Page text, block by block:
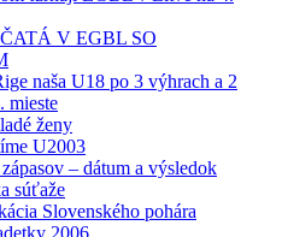
V EGBL SO
naša U18 po 3 výhrach a 2
mieste
ženy
U2003
– dátum a výsledok
súťaže
Slovenského pohára
2006